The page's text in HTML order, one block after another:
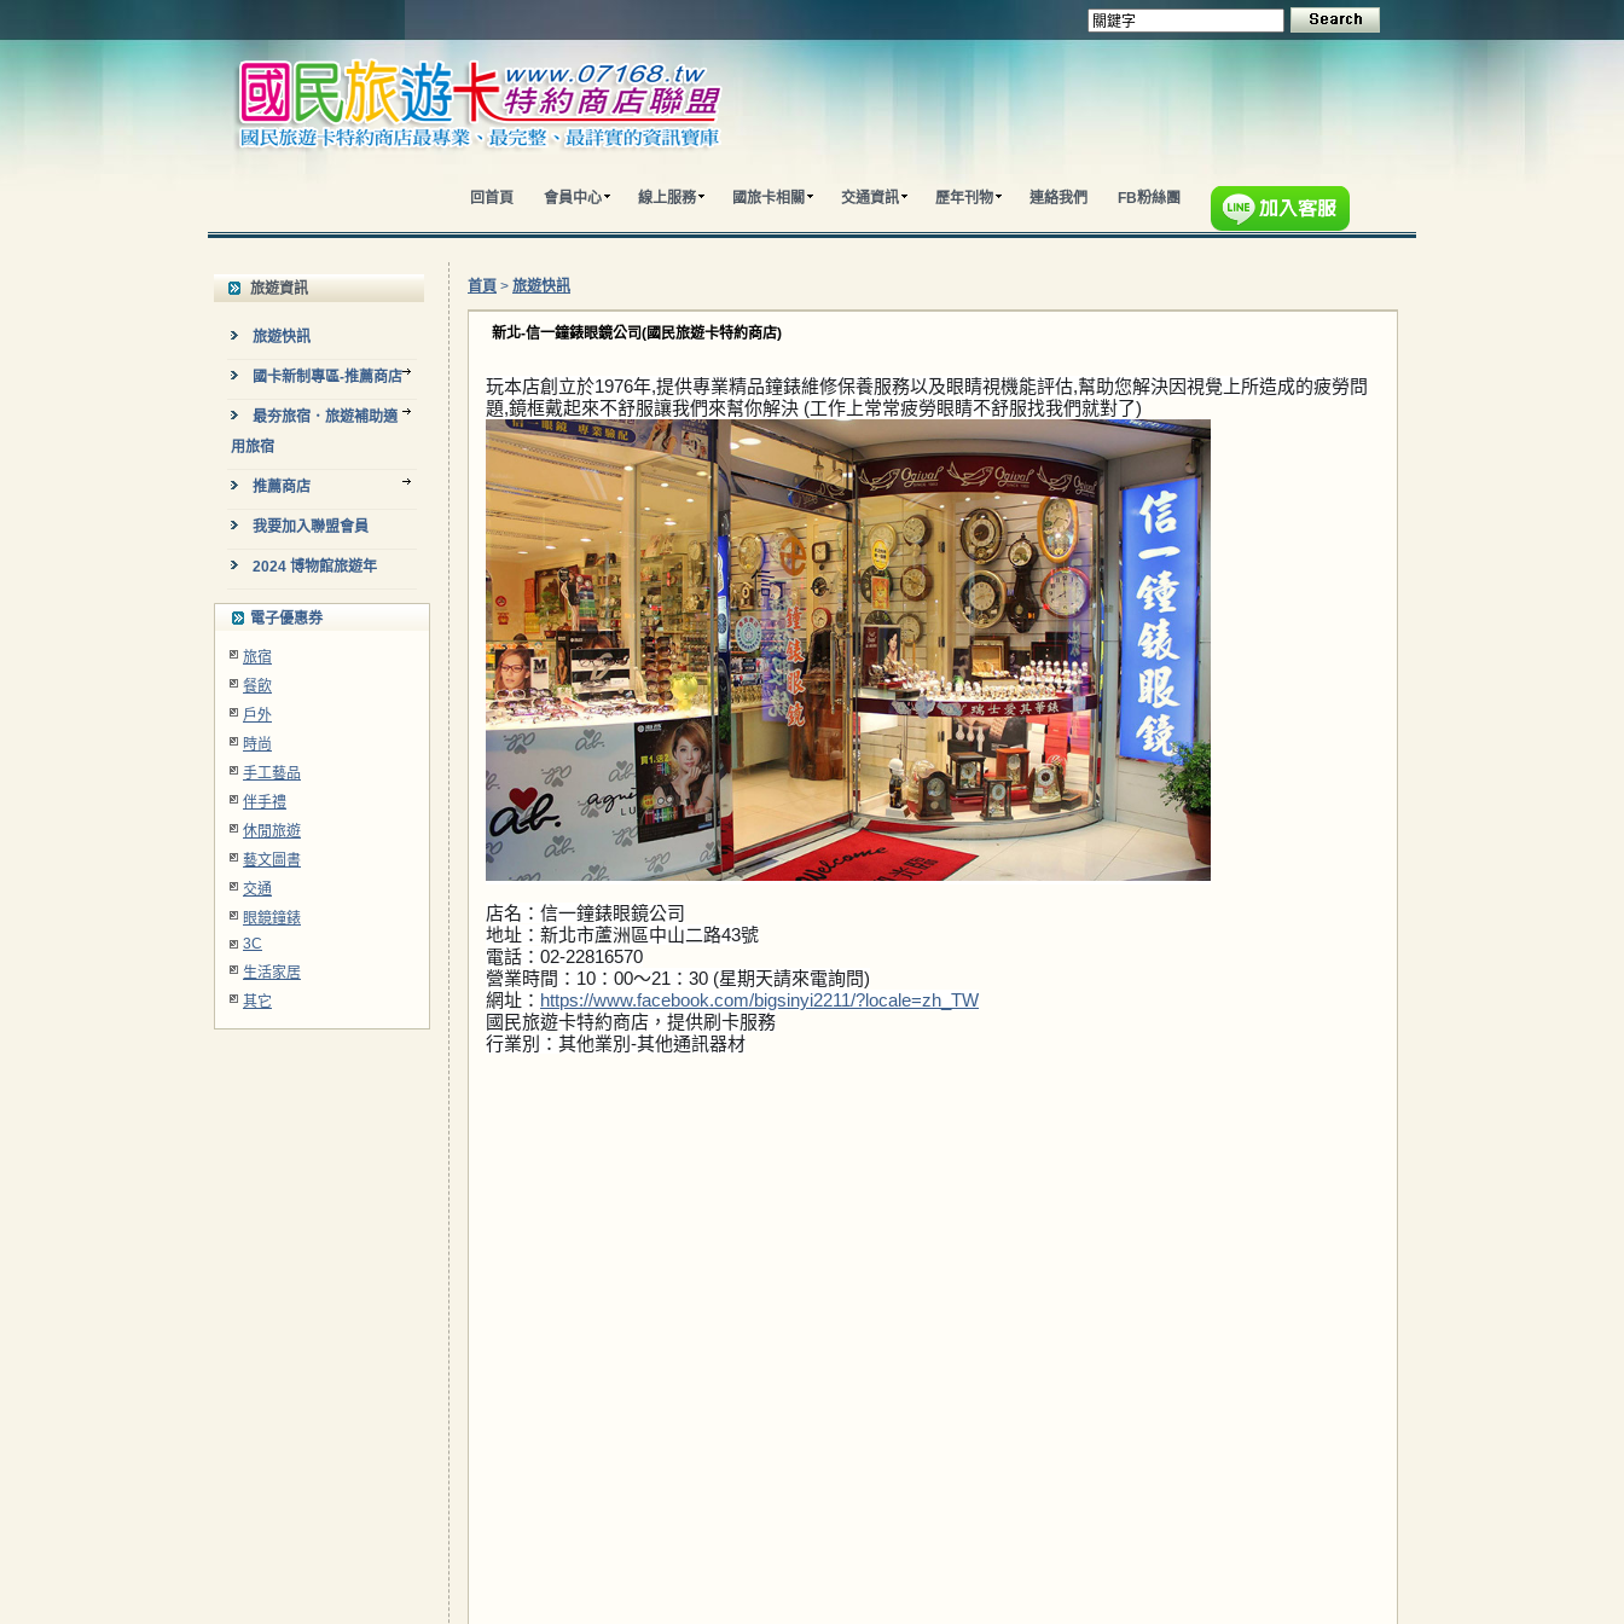
回首頁 會員中心 線上服務 國旅卡相關 交通資訊 歷年刊物 連絡我們 FB粉絲團
旅遊資訊
旅遊快訊
國卡新制專區-推薦商店
最夯旅宿．旅遊補助適
用旅宿
推薦商店
我要加入聯盟會員
2024 博物館旅遊年
電子優惠券
旅宿
餐飲
戶外
時尚
手工藝品
伴手禮
休閒旅遊
藝文圖書
交通
眼鏡鐘錶
3C
生活家居
其它
首頁 > 旅遊快訊
新北-信一鐘錶眼鏡公司(國民旅遊卡特約商店)
玩本店創立於1976年,提供專業精品鐘錶維修保養服務以及眼睛視機能評估,幫助您解決因視覺上所造成的疲勞問
題,鏡框戴起來不舒服讓我們來幫你解決 (工作上常常疲勞眼睛不舒服找我們就對了)
店名：信一鐘錶眼鏡公司
地址：新北市蘆洲區中山二路43號
電話：02-22816570
營業時間：10：00～21：30 (星期天請來電詢問)
網址： https://www.facebook.com/bigsinyi2211/?locale=zh_TW
國民旅遊卡特約商店，提供刷卡服務
行業別：其他業別-其他通訊器材